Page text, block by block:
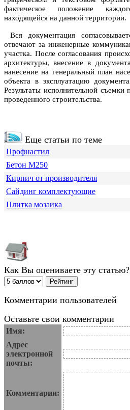
фактическое положение
находящейся на данной территории.
Вся документация
отвечают за инженерные
участка. После согласования
архитектуры, внесение в
нанесение на генеральный план
объекта в эксплуатацию
Результаты исполнительной съемки
проведенного строительства.
Еще статьи по теме
Профнастил
Бетон М250
Кирпич от производителя
Сайдинг комплектующие
Плитка мозаика
Как Вы оцениваете эту статью?
Комментарии пользователей
Оставьте свои комментарии
Имя:
Адрес
электронной
почты:
Комментарии: